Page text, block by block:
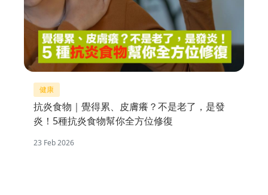
健康
抗炎食物｜覺得累、皮膚癢？不是老了，是發
炎！5種抗炎食物幫你全方位修復
23 Feb 2026